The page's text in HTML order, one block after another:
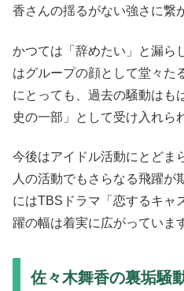
香さんの揺るがない強さに繋
かつては「辞めたい」と漏ら
はグループの顔として堂々た
にとっても、過去の騒動はも
史の一部」として受け入れら
今後はアイドル活動にとどま
人の活動でもさらなる飛躍が
にはTBSドラマ「恋するキャ
躍の幅は着実に広がっていま
佐々木舞香の裏垢騒